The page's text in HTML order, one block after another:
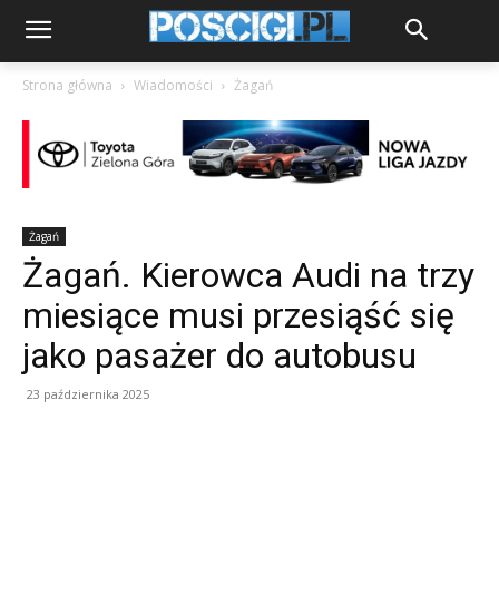
Strona główna Wiadomości Żagań
Żagań
Żagań. Kierowca Audi na trzy
miesiące musi przesiąść się
jako pasażer do autobusu
23 października 2025